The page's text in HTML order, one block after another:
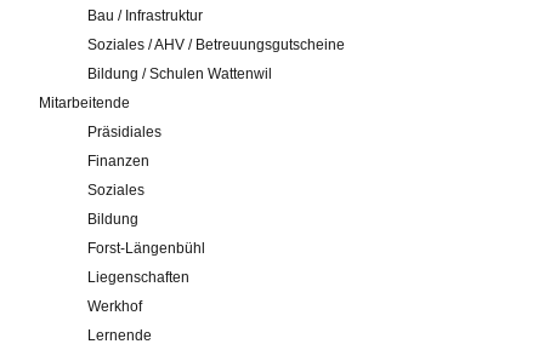
Bau / Infrastruktur
Soziales / AHV / Betreuungsgutscheine
Bildung / Schulen Wattenwil
Mitarbeitende
Präsidiales
Finanzen
Soziales
Bildung
Forst-Längenbühl
Liegenschaften
Werkhof
Lernende